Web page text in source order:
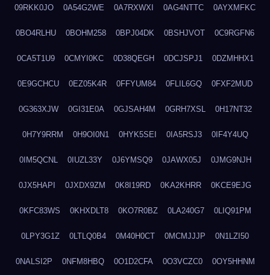
09RKK0JO 0A54G2WE 0A7RXWXI 0AG4NTTC 0AYXMFKC
0BO4RLHU 0BOHM258 0BPJ04DK 0BSHJVOT 0C9RGFN6
0CA5T1U9 0CMYI0KC 0D38QEGH 0DCJSPJ1 0DZMHHX1
0E9GCHCU 0EZ05K4R 0FFYUM84 0FLIL6GQ 0FXF2MUD
0G363XJW 0GI31E0A 0GJSAH4M 0GRH7XSL 0H17NT32
0H7Y9RRM 0H9OI0N1 0HYK5SEI 0IA5RSJ3 0IF4Y4UQ
0IM5QCNL 0IUZL33Y 0J6YMSQ9 0JAWX05J 0JMG9NJH
0JX5HAPI 0JXDX9ZM 0K8I19RD 0KA2KHRR 0KCE9EJG
0KFC83WS 0KHXDLT8 0KO7R0BZ 0LA240G7 0LIQ91PM
0LPY3G1Z 0LTLQ0B4 0M40H0CT 0MCMJJJP 0N1LZI50
0NALSI2P 0NFM8HBQ 0O1D2CFA 0O3VCZC0 0OY5HHNM